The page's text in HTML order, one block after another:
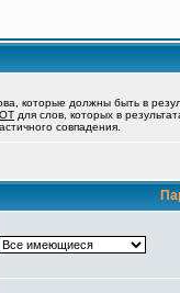
которые должны быть в
для слов, которых в
совпадения.